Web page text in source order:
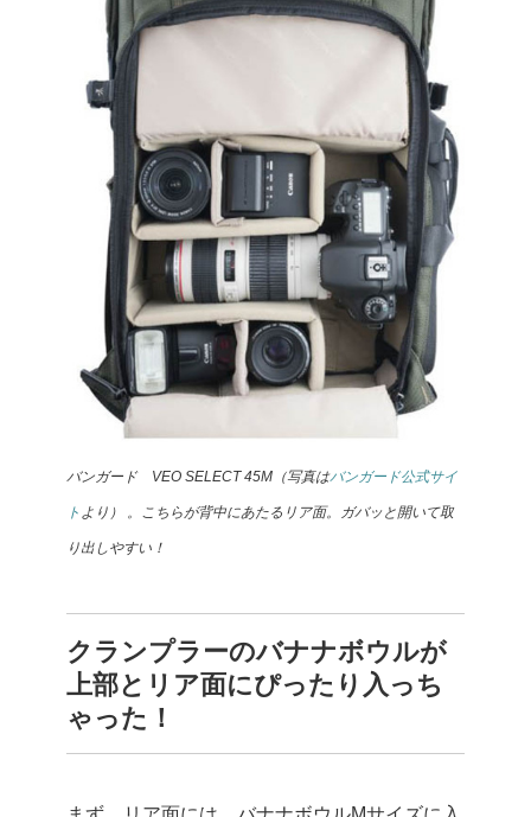
バンガード VEO SELECT 45M（写真はバンガード公式サイ
ト より） 。こちらが背中にあたるリア面。ガバッと開いて取
り出しやすい！
クランプラーのバナナボウルが
上部とリア面にぴったり入っち
ゃった！